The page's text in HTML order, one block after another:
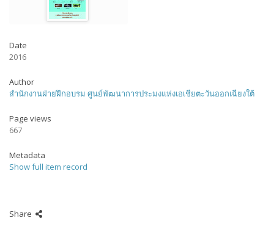
Date
2016
Author
สำนักงานฝ่ายฝึกอบรม ศูนย์พัฒนาการประมงแห่งเอเชียตะวันออกเฉียงใต้
Page views
667
Metadata
Show full item record
Share